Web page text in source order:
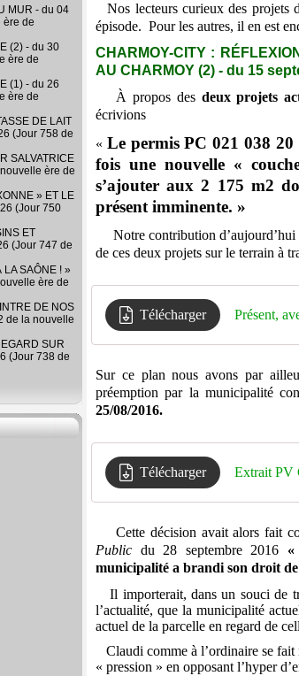
MUR - du 04
ère de
(2) - du 30
ère de
(1) - du 26
ère de
DE LAIT
(Jour 758 de
SALVATRICE
ère de
» ET LE
(Jour 750
ET
(Jour 747 de
LA SAÔNE ! »
ère de
DE NOS
de la nouvelle
SUR
(Jour 738 de
Nos lecteurs curieux des projets
épisode. Pour les autres, il en est
CHARMOY-CITY :
AU CHARMOY (2) - du 15
À propos des deux projets
écrivions
« Le permis PC 021 038 20
fois une nouvelle «
s’ajouter aux 2 175 m2
présent imminente. »
Notre contribution d’aujourd’hui
de ces deux projets sur le terrain à
Télécharger Présent,
Sur ce plan nous avons par
préemption par la municipalité
25/08/2016.
Télécharger Extrait PV
Cette décision avait alors fait
Public du 28 septembre 2016
municipalité a brandi son droit
Il importerait, dans un souci de
l’actualité, que la municipalité
actuel de la parcelle en regard de
Claudi comme à l’ordinaire se
« pression » en opposant l’hyper